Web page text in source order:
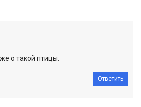
о такой птицы.
Ответить